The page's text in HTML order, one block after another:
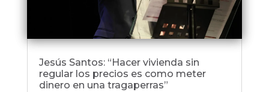
Jesús Santos: “Hacer vivienda sin
regular los precios es como meter
dinero en una tragaperras”